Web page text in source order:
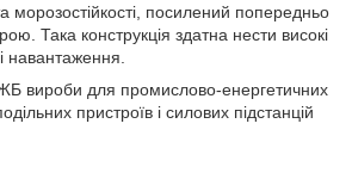
морозостійкості, посилений попередньо
Така конструкція здатна нести високі
навантаження.
вироби для промислово-енергетичних
пристроїв і силових підстанцій